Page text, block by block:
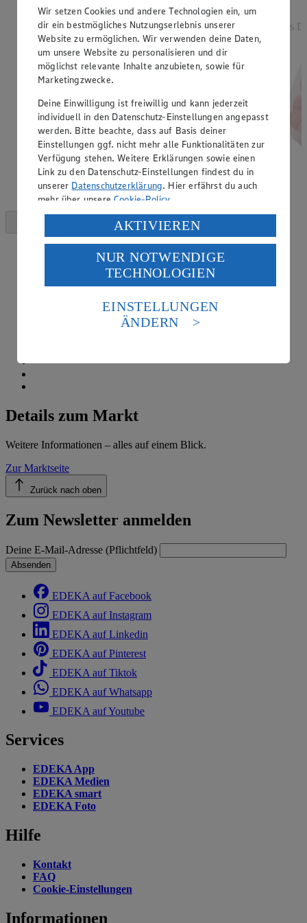
Rabattierter Preis von 2.49€ (Insgesamt -17%
Rabatt)
versch. Kocheigenschaften, aus Norddeutschland, 2
kg, (1 kg = 1,25)
aus
Details zum Markt
Weitere Informationen – alles auf einem Blick.
Zur Marktseite
Zurück nach oben
Zum Newsletter anmelden
Deine E-Mail-Adresse (Pflichtfeld)
Absenden
EDEKA auf Facebook
EDEKA auf Instagram
EDEKA auf Linkedin
EDEKA auf Pinterest
EDEKA auf Tiktok
EDEKA auf Whatsapp
EDEKA auf Youtube
Services
EDEKA App
EDEKA Medien
EDEKA smart
EDEKA Foto
Hilfe
Kontakt
FAQ
Cookie-Einstellungen
Informationen
Wir setzen Cookies und andere Technologien ein, um
dir ein bestmögliches Nutzungserlebnis unserer
Website zu ermöglichen. Wir verwenden deine Daten,
um unsere Website zu personalisieren und dir
möglichst relevante Inhalte anzubieten, sowie für
Marketingzwecke.
Deine Einwilligung ist freiwillig und kann jederzeit
individuell in den Datenschutz-Einstellungen angepasst
werden. Bitte beachte, dass auf Basis deiner
Einstellungen ggf. nicht mehr alle Funktionalitäten zur
Verfügung stehen. Weitere Erklärungen sowie einen
Link zu den Datenschutz-Einstellungen findest du in
unserer Datenschutzerklärung. Hier erfährst du auch
mehr über unsereCookie-Policy.
Verarbeitung deiner personenbezogenen Daten in den
USA durch Facebook und YouTube:
Wenn du auf „Aktivieren“ klickst, willigst du im Sinne
des Art. 49 Abs. 1 Satz 1 lit. a) DSGVO ein, dass deine
Daten in den USA verarbeitet werden. Der EuGH sieht
die USA als Land mit einem nach europäischen
Standards nicht angemessenen Datenschutzniveau an.
Es besteht das Risiko eines Zugriffs durch US-
Informationen zum Herausgeber der Seite findest du
AKTIVIEREN
NUR NOTWENDIGE
TECHNOLOGIEN
EINSTELLUNGEN
ÄNDERN